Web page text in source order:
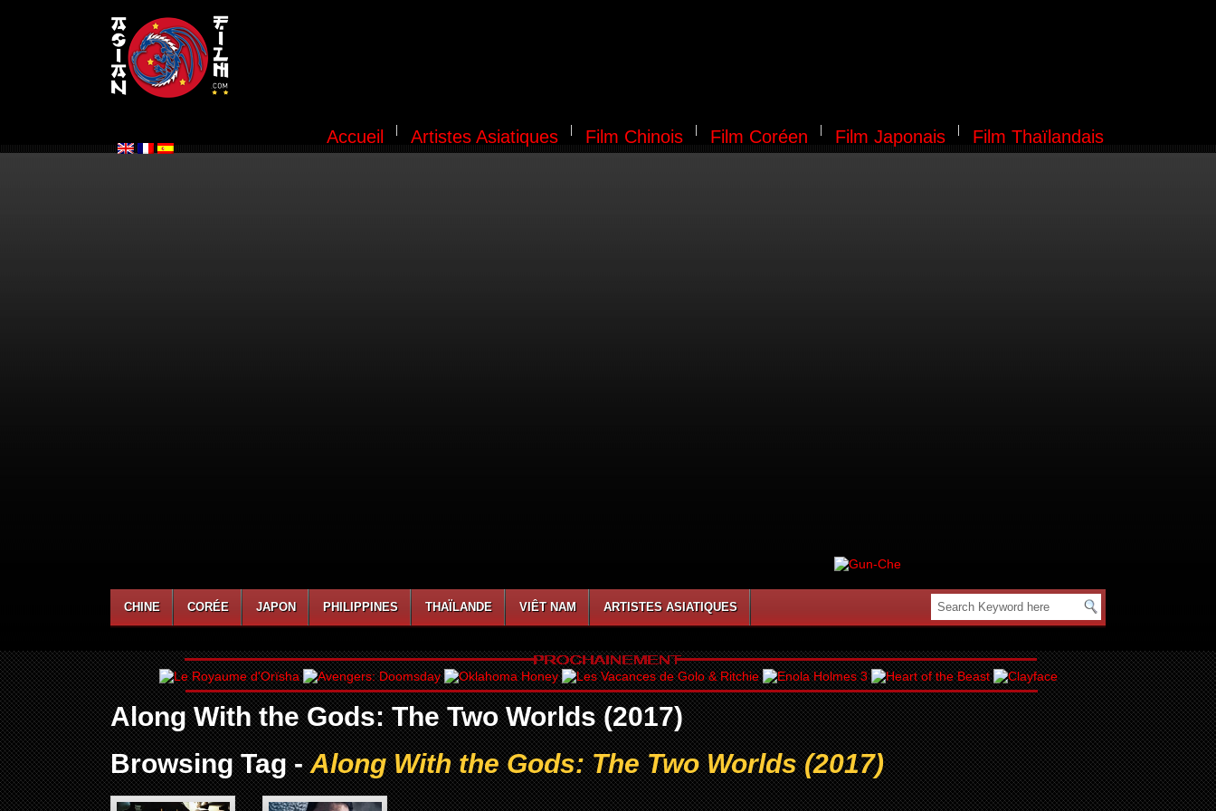
Accueil Artistes Asiatiques Film Chinois Film Coréen Film Japonais Film Thaïlandais
CHINE CORÉE JAPON PHILIPPINES THAÏLANDE VIÊT NAM ARTISTES ASIATIQUES
Along With the Gods: The Two Worlds (2017)
Browsing Tag -Along With the Gods: The Two Worlds (2017)